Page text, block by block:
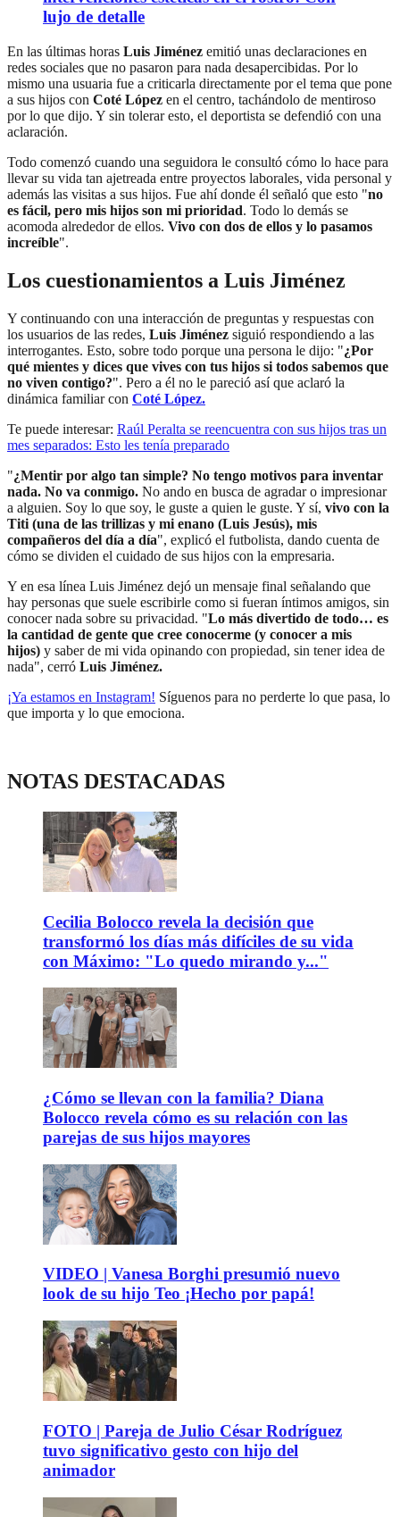
lujo de detalle
En las últimas horas Luis Jiménez emitió unas declaraciones en
redes sociales que no pasaron para nada desapercibidas. Por lo
mismo una usuaria fue a criticarla directamente por el tema que pone
a sus hijos con Coté López en el centro, tachándolo de mentiroso
por lo que dijo. Y sin tolerar esto, el deportista se defendió con una
aclaración.
Todo comenzó cuando una seguidora le consultó cómo lo hace para
llevar su vida tan ajetreada entre proyectos laborales, vida personal y
además las visitas a sus hijos. Fue ahí donde él señaló que esto "no
es fácil, pero mis hijos son mi prioridad. Todo lo demás se
acomoda alrededor de ellos. Vivo con dos de ellos y lo pasamos
increíble".
Los cuestionamientos a Luis Jiménez
Y continuando con una interacción de preguntas y respuestas con
los usuarios de las redes, Luis Jiménez siguió respondiendo a las
interrogantes. Esto, sobre todo porque una persona le dijo: "¿Por
qué mientes y dices que vives con tus hijos si todos sabemos que
no viven contigo?". Pero a él no le pareció así que aclaró la
dinámica familiar con Coté López.
Te puede interesar: Raúl Peralta se reencuentra con sus hijos tras un
mes separados: Esto les tenía preparado
"¿Mentir por algo tan simple? No tengo motivos para inventar
nada. No va conmigo. No ando en busca de agradar o impresionar
a alguien. Soy lo que soy, le guste a quien le guste. Y sí, vivo con la
Titi (una de las trillizas y mi enano (Luis Jesús), mis
compañeros del día a día", explicó el futbolista, dando cuenta de
cómo se dividen el cuidado de sus hijos con la empresaria.
Y en esa línea Luis Jiménez dejó un mensaje final señalando que
hay personas que suele escribirle como si fueran íntimos amigos, sin
conocer nada sobre su privacidad. "Lo más divertido de todo… es
la cantidad de gente que cree conocerme (y conocer a mis
hijos) y saber de mi vida opinando con propiedad, sin tener idea de
nada", cerró Luis Jiménez.
¡Ya estamos en Instagram! Síguenos para no perderte lo que pasa, lo
que importa y lo que emociona.
NOTAS DESTACADAS
Cecilia Bolocco revela la decisión que
transformó los días más difíciles de su vida
con Máximo: "Lo quedo mirando y..."
¿Cómo se llevan con la familia? Diana
Bolocco revela cómo es su relación con las
parejas de sus hijos mayores
VIDEO | Vanesa Borghi presumió nuevo
look de su hijo Teo ¡Hecho por papá!
FOTO | Pareja de Julio César Rodríguez
tuvo significativo gesto con hijo del
animador